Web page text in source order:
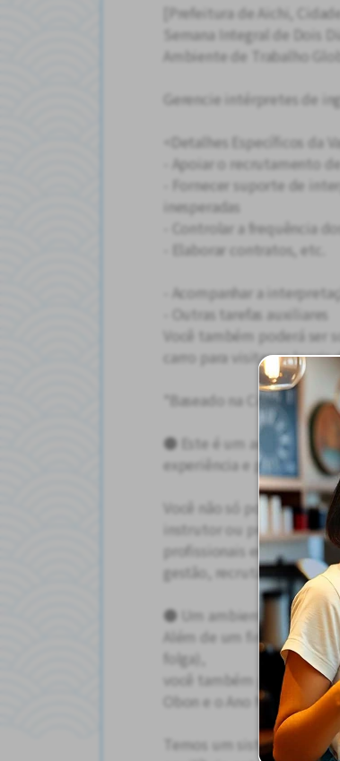
[Prefeitura de Aichi,
Semana Integral de Dois
Ambiente de Trabalho
Gerencie intérpretes de
<Detalhes Específicos da
- Apoiar o recrutamento
- Fornecer suporte de
inesperadas
- Controlar a frequência
- Elaborar contratos, etc.
- Acompanhar a
- Outras tarefas auxiliares
Você também poderá ser
carro para visitar os
*Baseado na Cidade de
● Este é um ambiente de
experiência e progredir na
Você não só poderá
instrutor ou professor,
profissionais em geral,
gestão, recrutamento e
● Um ambiente que
Além de um fim de
folga),
você também pode tirar
Obon e o Ano Novo.
Temos um sistema que